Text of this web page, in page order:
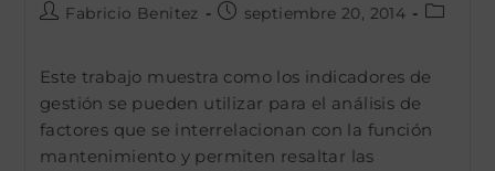
Autor
entrada:
Fabricio Benitez
Publicación
entrada:
septiembre 20, 2014
entrada:
Este trabajo muestra como los indicadores de
gestión se pueden utilizar para el análisis de
factores que se interrelacionan con la función
mantenimiento y permiten resaltar las